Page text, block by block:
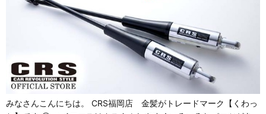
みなさんこんにちは。 CRS福岡店 金髪がトレードマーク【くわっ